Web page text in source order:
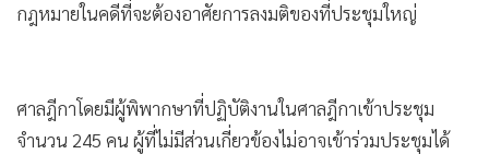
กฎหมายในคดีที่จะต้องอาศัยการลงมติของที่ประชุมใหญ่
ศาลฎีกาโดยมีผู้พิพากษาที่ปฏิบัติงานในศาลฎีกาเข้าประชุม
จำนวน 245 คน ผู้ที่ไม่มีส่วนเกี่ยวข้องไม่อาจเข้าร่วมประชุมได้